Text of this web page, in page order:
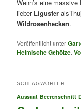
Wenn’s eine
lieber Liguster
Wildrosenhecken.
Veröffentlicht unter
Heimische Gehölze,
SCHLAGWÖRTER
Aussaat Beerenschnitt